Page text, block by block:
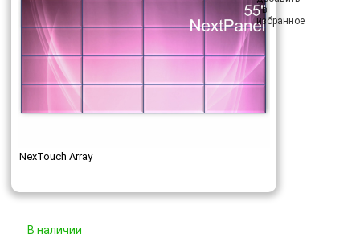
NexTouch Array
В наличии